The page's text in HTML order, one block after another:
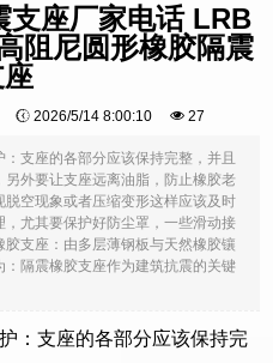
支座厂家电话 LRB
阻尼圆形橡胶隔震
2026/5/14 8:00:10 27
支座的各部分应该保持完整，并且
外要让支座远离油脂，防止橡胶老
空现象或者压缩变形这样应该及时
尤其要保护好防尘罩，一些滑动接
支座：由多层薄钢板与天然橡胶镶
隔震橡胶支座作为建筑抗震的关键
：支座的各部分应该保持完